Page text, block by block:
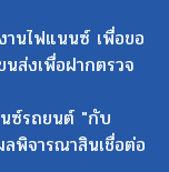
นไฟแนนซ์ เพื่อขอ
ส่งเพื่อฝากตรวจ
ซ์รถยนต์ "กับ
พิจารณาสินเชื่อต่อ